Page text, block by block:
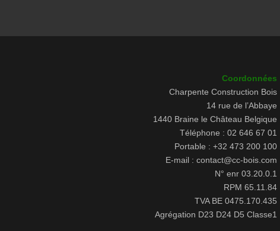
Coordonnées
Charpente Construction Bois
14 rue de l’Abbaye
1440 Braine le Château Belgique
Téléphone : 02 646 67 01
Portable : +32 473 200 100
E-mail : contact@cc-bois.com
N° enr 03.20.0.1
RPM 65.11.84
TVA BE 0475.170.435
Agrégation D23 D24 D5 Classe1